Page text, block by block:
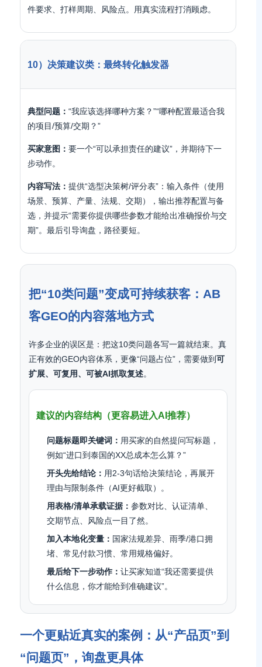
件要求、打样周期、风险点。用真实流程打消顾虑。
10）决策建议类：最终转化触发器
典型问题： “我应该选择哪种方案？”“哪种配置最适合我
的项目/预算/交期？”
买家意图： 要一个“可以承担责任的建议”，并期待下一
步动作。
内容写法： 提供“选型决策树/评分表”：输入条件（使用
场景、预算、产量、法规、交期），输出推荐配置与备
选，并提示“需要你提供哪些参数才能给出准确报价与交
期”。最后引导询盘，路径要短。
把“10类问题”变成可持续获客：AB
客GEO的内容落地方式
许多企业的误区是：把这10类问题各写一篇就结束。真
正有效的GEO内容体系，更像“问题占位”，需要做到可
扩展、可复用、可被AI抓取复述。
建议的内容结构（更容易进入AI推荐）
问题标题即关键词： 用买家的自然提问写标题，
例如“进口到泰国的XX总成本怎么算？”
开头先给结论： 用2-3句话给决策结论，再展开
理由与限制条件（AI更好截取）。
用表格/清单承载证据： 参数对比、认证清单、
交期节点、风险点一目了然。
加入本地化变量： 国家法规差异、雨季/港口拥
堵、常见付款习惯、常用规格偏好。
最后给下一步动作： 让买家知道“我还需要提供
什么信息，你才能给到准确建议”。
一个更贴近真实的案例：从“产品页”到
“问题页”，询盘更具体